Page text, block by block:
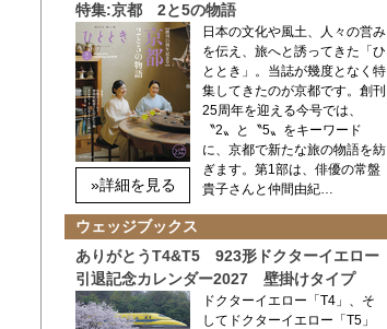
特集:京都 2と5の物語
»詳細を見る
日本の文化や風土、人々の営み
を伝え、旅へと誘ってきた「ひ
ととき」。当誌が幾度となく特
集してきたのが京都です。創刊
25周年を迎える今号では、
〝2〟と〝5〟をキーワード
に、京都で新たな旅の物語を紡
ぎます。第1部は、俳優の常盤
貴子さんと仲間由紀…
ウェッジブックス
ありがとうT4&T5 923形ドクターイエロー
引退記念カレンダー2027 壁掛けタイプ
ドクターイエロー「T4」、そ
してドクターイエロー「T5」